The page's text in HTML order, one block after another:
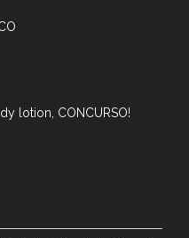
lotion, CONCURSO!